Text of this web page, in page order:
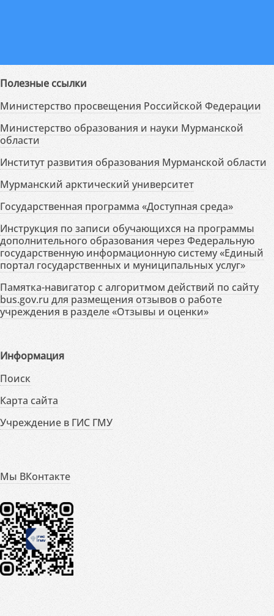
Полезные ссылки
Министерство просвещения Российской Федерации
Министерство образования и науки Мурманской
области
Институт развития образования Мурманской области
Мурманский арктический университет
Государственная программа «Доступная среда»
Инструкция по записи обучающихся на программы
дополнительного образования через Федеральную
государственную информационную систему «Единый
портал государственных и муниципальных услуг»
Памятка-навигатор с алгоритмом действий по сайту
bus.gov.ru для размещения отзывов о работе
учреждения в разделе «Отзывы и оценки»
Информация
Поиск
Карта сайта
Учреждение в ГИС ГМУ
Мы ВКонтакте